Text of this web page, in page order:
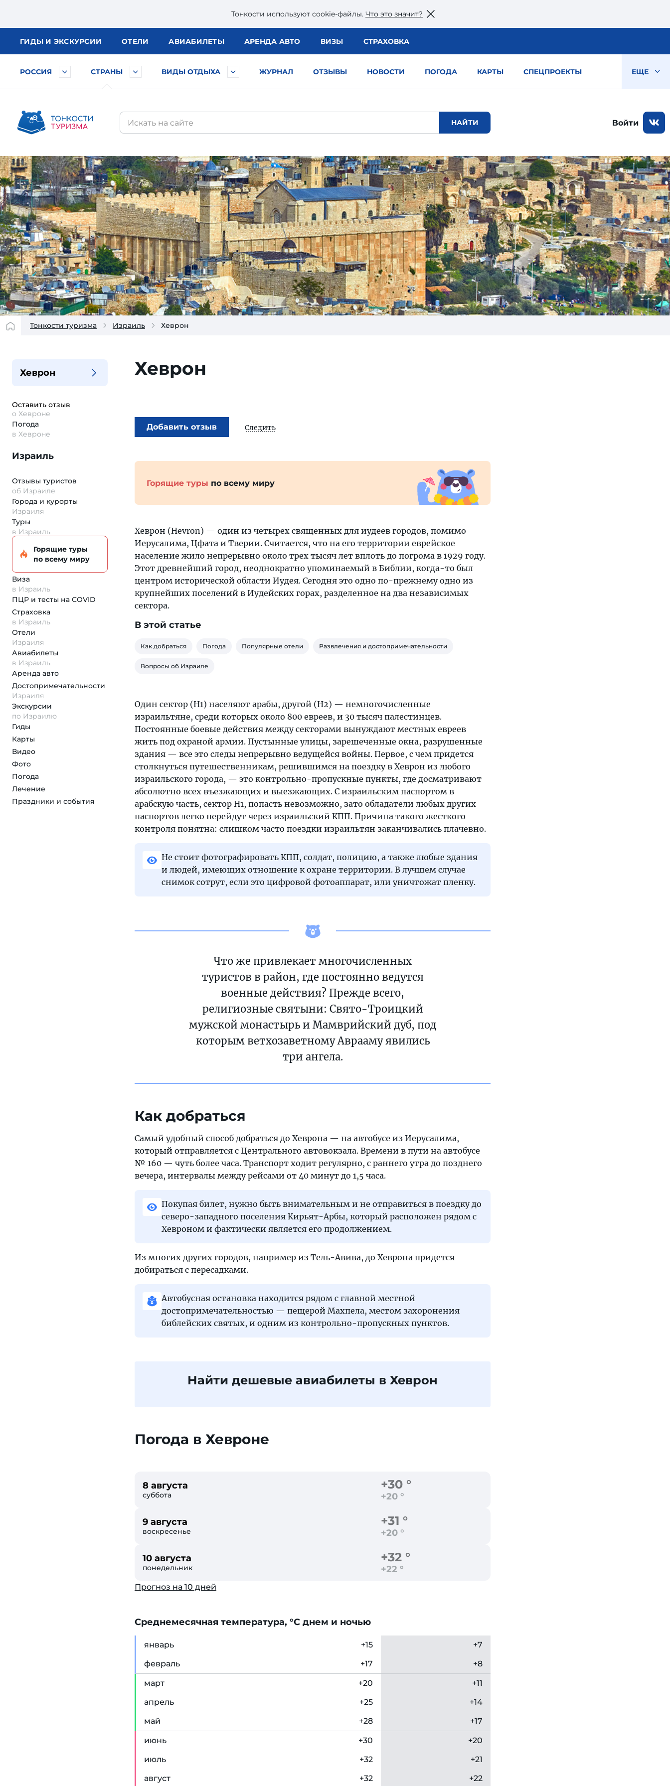
Тонкости используют сookie-файлы. Что это значит?
ГИДЫ И ЭКСКУРСИИ ОТЕЛИ АВИАБИЛЕТЫ АРЕНДА АВТО ВИЗЫ СТРАХОВКА
РОССИЯ СТРАНЫ ВИДЫ ОТДЫХА ЖУРНАЛ ОТЗЫВЫ НОВОСТИ ПОГОДА КАРТЫ СПЕЦПРОЕКТЫ ЕЩЕ
Войти
Тонкости туризма Израиль Хеврон
Хеврон
Оставить отзыв
о Хевроне
Погода
в Хевроне
Израиль
Отзывы туристов
об Израиле
Города и курорты
Израиля
Туры
в Израиль
Горящие туры
по всему миру
Виза
в Израиль
ПЦР и тесты на COVID
Страховка
в Израиль
Отели
Израиля
Авиабилеты
в Израиль
Аренда авто
Достопримеча­тельности
Израиля
Экскурсии
по Израилю
Гиды
Карты
Видео
Фото
Погода
Лечение
Праздники и события
Хеврон
Добавить отзыв Следить
Горящие туры по всему миру
Хеврон (Hevron) — один из четырех священных для иудеев городов, помимо
Иерусалима, Цфата и Тверии. Считается, что на его территории еврейское
население жило непрерывно около трех тысяч лет вплоть до погрома в 1929 году.
Этот древнейший город, неоднократно упоминаемый в Библии, когда-то был
центром исторической области Иудея. Сегодня это одно по-прежнему одно из
крупнейших поселений в Иудейских горах, разделенное на два независимых
сектора.
В этой статье
Как добраться Погода Популярные отели Развлечения и достопримечательности
Вопросы об Израиле
Один сектор (Н1) населяют арабы, другой (Н2) — немногочисленные
израильтяне, среди которых около 800 евреев, и 30 тысяч палестинцев.
Постоянные боевые действия между секторами вынуждают местных евреев
жить под охраной армии. Пустынные улицы, зарешеченные окна, разрушенные
здания — все это следы непрерывно ведущейся войны. Первое, с чем придется
столкнуться путешественникам, решившимся на поездку в Хеврон из любого
израильского города, — это контрольно-пропускные пункты, где досматривают
абсолютно всех въезжающих и выезжающих. С израильским паспортом в
арабскую часть, сектор Н1, попасть невозможно, зато обладатели любых других
паспортов легко перейдут через израильский КПП. Причина такого жесткого
контроля понятна: слишком часто поездки израильтян заканчивались плачевно.
Не стоит фотографировать КПП, солдат, полицию, а также любые здания
и людей, имеющих отношение к охране территории. В лучшем случае
снимок сотрут, если это цифровой фотоаппарат, или уничтожат пленку.
Что же привлекает многочисленных
туристов в район, где постоянно ведутся
военные действия? Прежде всего,
религиозные святыни: Свято-Троицкий
мужской монастырь и Мамврийский дуб, под
которым ветхозаветному Аврааму явились
три ангела.
Как добраться
Самый удобный способ добраться до Хеврона — на автобусе из Иерусалима,
который отправляется с Центрального автовокзала. Времени в пути на автобусе
№ 160 — чуть более часа. Транспорт ходит регулярно, с раннего утра до позднего
вечера, интервалы между рейсами от 40 минут до 1,5 часа.
Покупая билет, нужно быть внимательным и не отправиться в поездку до
северо-западного поселения Кирьят-Арбы, который расположен рядом с
Хевроном и фактически является его продолжением.
Из многих других городов, например из Тель-Авива, до Хеврона придется
добираться с пересадками.
Автобусная остановка находится рядом с главной местной
достопримечательностью — пещерой Махпела, местом захоронения
библейских святых, и одним из контрольно-пропускных пунктов.
Найти дешевые авиабилеты в Хеврон
Погода в Хевроне
8 августа
суббота
+30 °
+20 °
9 августа
воскресенье
+31 °
+20 °
10 августа
понедельник
+32 °
+22 °
Прогноз на 10 дней
Cреднемесячная температура, °C днем и ночью
январь +15
+7
февраль +17 +8
март +20
+11
апрель +25
+14
май
+28 +17
июнь +30
+20
июль +32
+21
август +32 +22